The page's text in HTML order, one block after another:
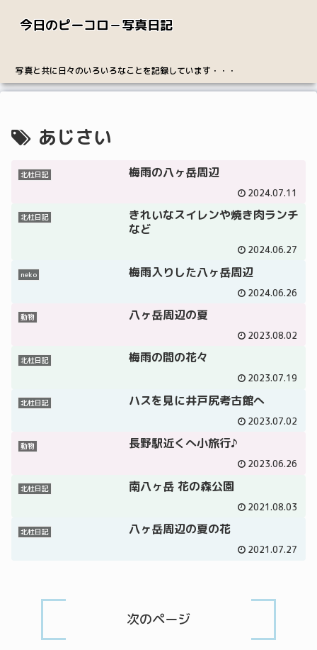
今日のピーコロ－写真日記
写真と共に日々のいろいろなことを記録しています・・・
あじさい
北杜日記 梅雨の八ヶ岳周辺
2024.07.11
北杜日記
きれいなスイレンや焼き肉ランチ
など
2024.06.27
neko 梅雨入りした八ヶ岳周辺
2024.06.26
動物 八ヶ岳周辺の夏
2023.08.02
北杜日記 梅雨の間の花々
2023.07.19
北杜日記 ハスを見に井戸尻考古館へ
2023.07.02
動物 長野駅近くへ小旅行♪
2023.06.26
北杜日記 南八ヶ岳 花の森公園
2021.08.03
北杜日記 八ヶ岳周辺の夏の花
2021.07.27
次のページ